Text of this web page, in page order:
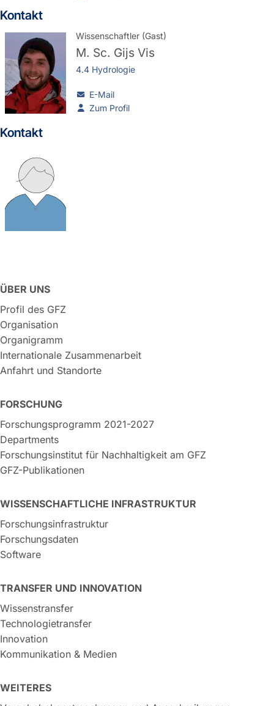
Kontakt
Wissenschaftler (Gast)
M. Sc. Gijs Vis
4.4 Hydrologie
E-Mail
Zum Profil
Kontakt
ÜBER UNS
Profil des GFZ
Organisation
Organigramm
Internationale Zusammenarbeit
Anfahrt und Standorte
FORSCHUNG
Forschungsprogramm 2021-2027
Departments
Forschungsinstitut für Nachhaltigkeit am GFZ
GFZ-Publikationen
WISSENSCHAFTLICHE INFRASTRUKTUR
Forschungsinfrastruktur
Forschungsdaten
Software
TRANSFER UND INNOVATION
Wissenstransfer
Technologietransfer
Innovation
Kommunikation & Medien
WEITERES